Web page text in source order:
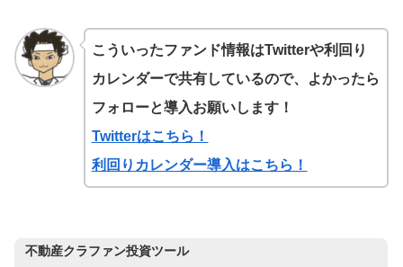
こういったファンド情報はTwitterや利回り
カレンダーで共有しているので、よかったら
フォローと導入お願いします！
Twitterはこちら！
利回りカレンダー導入はこちら！
不動産クラファン投資ツール